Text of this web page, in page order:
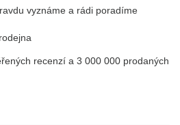
vyznáme a rádi poradíme
recenzí a 3 000 000 prodaných